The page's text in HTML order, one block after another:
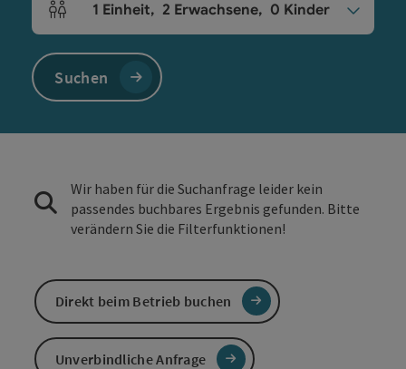
Einheitenanzahl und Personenfelder
1 Einheit, 2 Erwachsene, 0 Kinder
Suchen
Wir haben für die Suchanfrage leider kein
passendes buchbares Ergebnis gefunden. Bitte
verändern Sie die Filterfunktionen!
Direkt beim Betrieb buchen
Unverbindliche Anfrage